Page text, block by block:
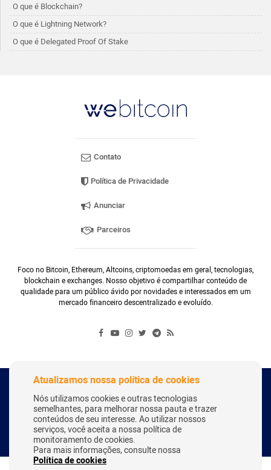
O que é Blockchain?
O que é Lightning Network?
O que é Delegated Proof Of Stake
Contato
Política de Privacidade
Anunciar
Parceiros
Foco no Bitcoin, Ethereum, Altcoins, criptomoedas em geral, tecnologias,
blockchain e exchanges. Nosso objetivo é compartilhar conteúdo de
qualidade para um público ávido por novidades e interessados em um
mercado financeiro descentralizado e evoluído.
Copyright Webitcoin 2018 - Todos os Direitos Reservados
Desenvolvido por: Herick Correa
Atualizamos nossa política de cookies
Nós utilizamos cookies e outras tecnologias
semelhantes, para melhorar nossa pauta e trazer
conteúdos de seu interesse. Ao utilizar nossos
serviços, você aceita a nossa política de
monitoramento de cookies.
Para mais informações, consulte nossa
Política de cookies